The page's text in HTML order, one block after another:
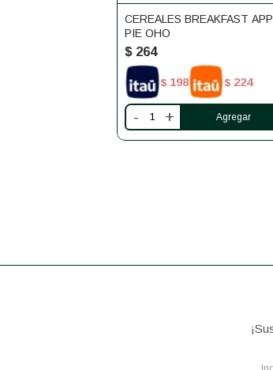
CEREALES BREAKFAST
PIE OHO
$ 264
$ 198 $ 224
- +